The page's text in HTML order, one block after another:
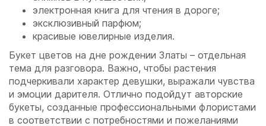
электронная книга для чтения в дороге;
эксклюзивный парфюм;
красивые ювелирные изделия.
Букет цветов на дне рождении Златы – отдельная
тема для разговора. Важно, чтобы растения
подчеркивали характер девушки, выражали чувства
и эмоции дарителя. Отлично подойдут авторские
букеты, созданные профессиональными флористами
в соответствии с потребностями и пожеланиями